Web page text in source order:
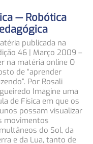
— Robótica
publicada na
46 | Março 2009 –
na matéria online O
de “aprender
Por Rosali
Imagine uma
de Física em que os
possam visualizar
movimentos
do Sol, da
e da Lua, tanto de